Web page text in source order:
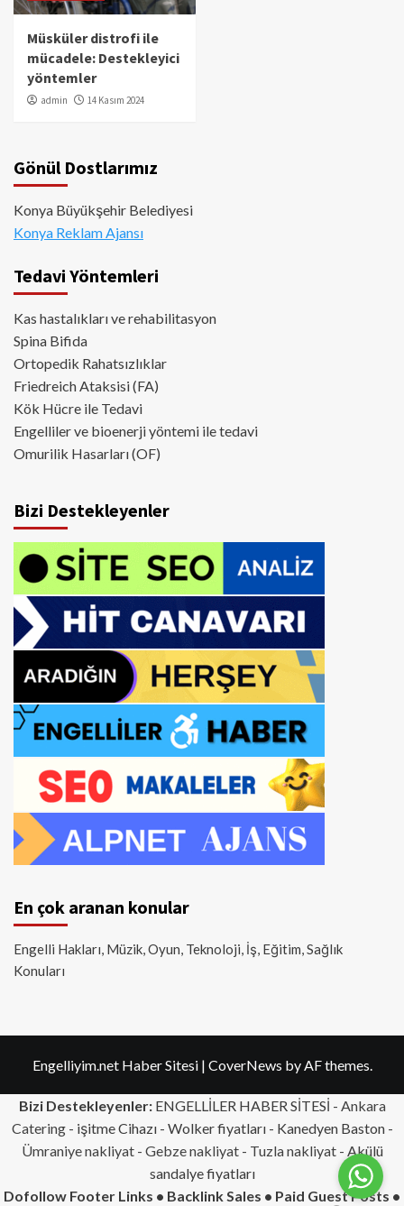
Müsküler distrofi ile
mücadele: Destekleyici
yöntemler
admin 14 Kasım 2024
Gönül Dostlarımız
Konya Büyükşehir Belediyesi
Konya Reklam Ajansı
Tedavi Yöntemleri
Kas hastalıkları ve rehabilitasyon
Spina Bifida
Ortopedik Rahatsızlıklar
Friedreich Ataksisi (FA)
Kök Hücre ile Tedavi
Engelliler ve bioenerji yöntemi ile tedavi
Omurilik Hasarları (OF)
Bizi Destekleyenler
En çok aranan konular
Engelli Hakları, Müzik, Oyun, Teknoloji, İş, Eğitim, Sağlık
Konuları
Engelliyim.net Haber Sitesi | CoverNews by AF themes.
Bizi Destekleyenler:ENGELLİLER HABER SİTESİ - Ankara
Catering- işitme Cihazı - Wolker fiyatları - Kanedyen Baston -
Ümraniye nakliyat- Gebze nakliyat- Tuzla nakliyat- Akülü
sandalye fiyatları
Dofollow Footer Links • Backlink Sales • Paid Guest Posts •